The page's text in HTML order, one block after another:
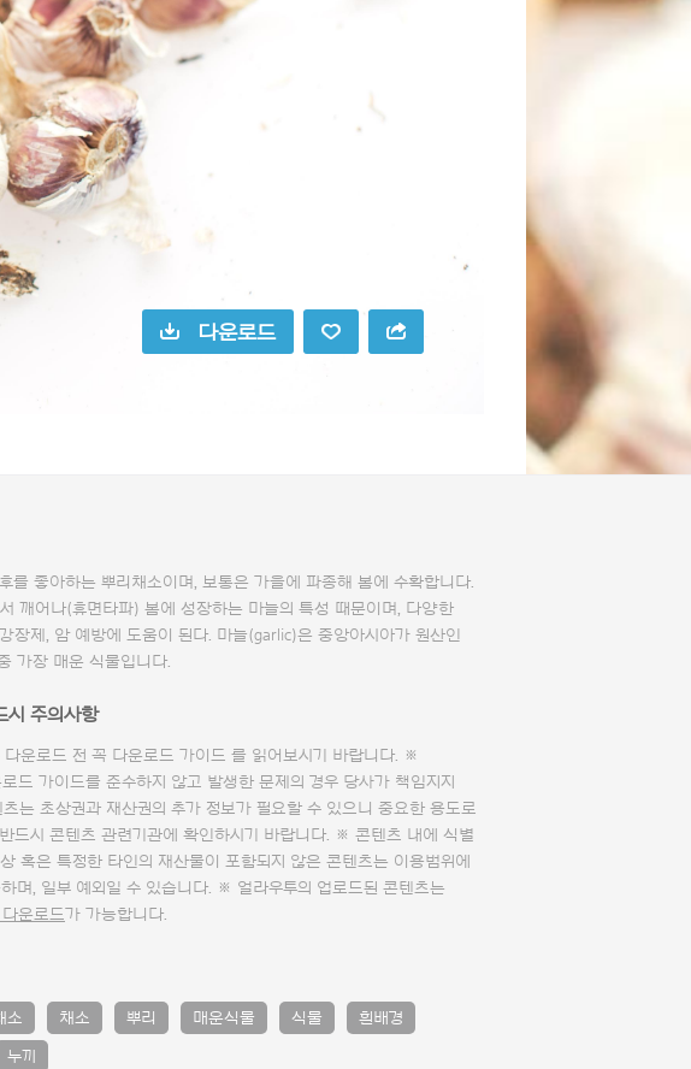
다운로드
를 좋아하는 뿌리채소이며, 보통은 가을에 파종해 봄에 수확합니다.
깨어나(휴면타파) 봄에 성장하는 마늘의 특성 때문이며, 다양한
장제, 암 예방에 도움이 된다. 마늘(garlic)은 중앙아시아가 원산인
가장 매운 식물입니다.
시 주의사항
운로드 전 꼭 다운로드 가이드 를 읽어보시기 바랍니다. ※
로드 가이드를 준수하지 않고 발생한 문제의 경우 당사가 책임지지
는 초상권과 재산권의 추가 정보가 필요할 수 있으니 중요한 용도로
드시 콘텐츠 관련기관에 확인하시기 바랍니다. ※ 콘텐츠 내에 식별
혹은 특정한 타인의 재산물이 포함되지 않은 콘텐츠는 이용범위에
며, 일부 예외일 수 있습니다. ※ 얼라우투의 업로드된 콘텐츠는
운로드가 가능합니다.
소 채소 뿌리 매운식물 식물 흰배경
누끼